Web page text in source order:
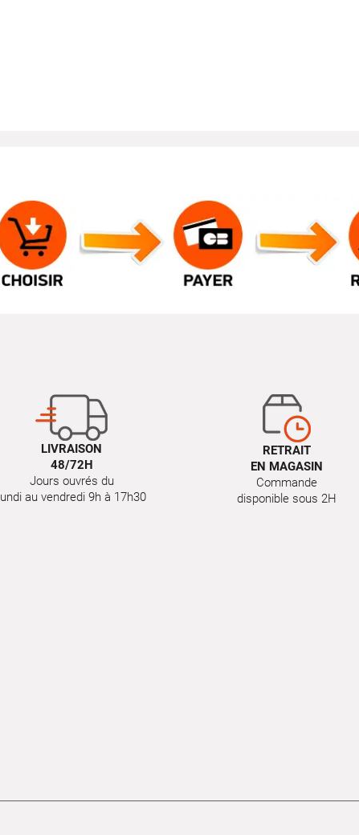
LIVRAISON
48/72H
Jours ouvrés du
lundi au vendredi 9h à 17h30
RETRAIT
EN MAGASIN
Commande
disponible sous 2H